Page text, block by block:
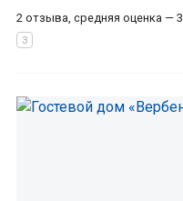
2 отзыва, средняя оценка — 3